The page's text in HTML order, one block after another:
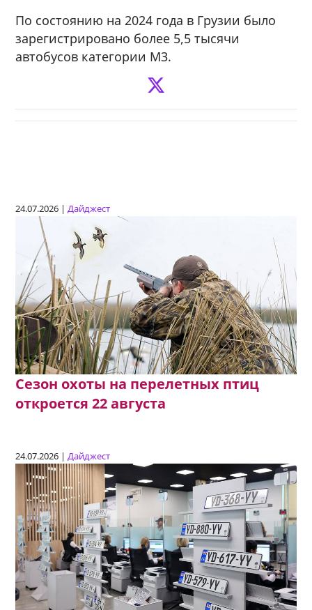
По состоянию на 2024 года в Грузии было
зарегистрировано более 5,5 тысячи
автобусов категории М3.
24.07.2026 |Дайджест
Сезон охоты на перелетных птиц
откроется 22 августа
24.07.2026 |Дайджест